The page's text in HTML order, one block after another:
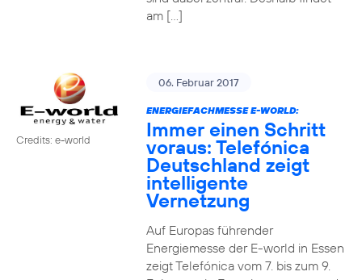
am […]
Credits: e-world
06. Februar 2017
ENERGIEFACHMESSE E-WORLD:
Immer einen Schritt
voraus: Telefónica
Deutschland zeigt
intelligente
Vernetzung
Auf Europas führender
Energiemesse der E-world in Essen
zeigt Telefónica vom 7. bis zum 9.